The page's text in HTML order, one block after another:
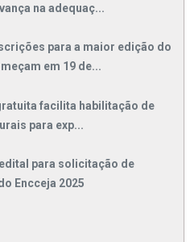
na adequaç...
para a maior edição do
em 19 de...
facilita habilitação de
para exp...
edital para solicitação de
Encceja 2025